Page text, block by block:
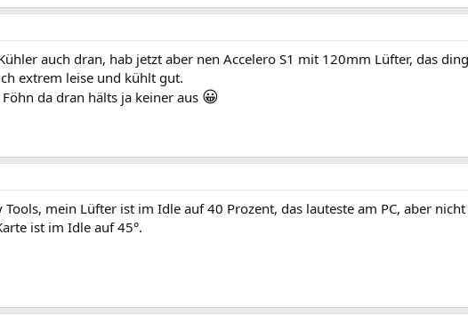
auch dran, hab jetzt aber nen Accelero S1 mit 120mm Lüfter, das
extrem leise und kühlt gut.
da dran hälts ja keiner aus 😀
Tools, mein Lüfter ist im Idle auf 40 Prozent, das lauteste am PC, aber nicht
ist im Idle auf 45°.